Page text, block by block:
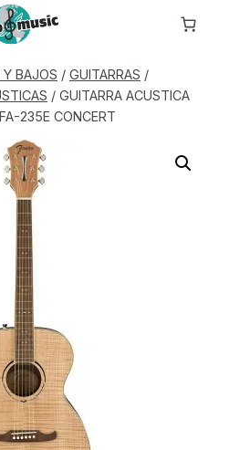
Y BAJOS / GUITARRAS /
/ GUITARRA ACUSTICA
235E CONCERT